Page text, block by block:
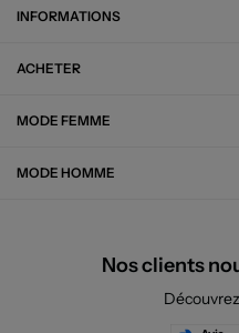
INFORMATIONS
ACHETER
MODE FEMME
MODE HOMME
Nos clients